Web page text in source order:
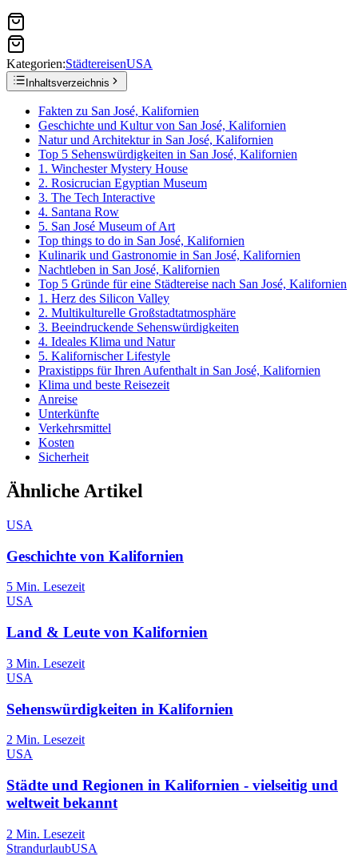
Kategorien:StädtereisenUSA
Inhaltsverzeichnis
Fakten zu San José, Kalifornien
Geschichte und Kultur von San José, Kalifornien
Natur und Architektur in San José, Kalifornien
Top 5 Sehenswürdigkeiten in San José, Kalifornien
1. Winchester Mystery House
2. Rosicrucian Egyptian Museum
3. The Tech Interactive
4. Santana Row
5. San José Museum of Art
Top things to do in San José, Kalifornien
Kulinarik und Gastronomie in San José, Kalifornien
Nachtleben in San José, Kalifornien
Top 5 Gründe für eine Städtereise nach San José, Kalifornien
1. Herz des Silicon Valley
2. Multikulturelle Großstadtatmosphäre
3. Beeindruckende Sehenswürdigkeiten
4. Ideales Klima und Natur
5. Kalifornischer Lifestyle
Praxistipps für Ihren Aufenthalt in San José, Kalifornien
Klima und beste Reisezeit
Anreise
Unterkünfte
Verkehrsmittel
Kosten
Sicherheit
Ähnliche Artikel
USA
Geschichte von Kalifornien
5 Min. Lesezeit
USA
Land & Leute von Kalifornien
3 Min. Lesezeit
USA
Sehenswürdigkeiten in Kalifornien
2 Min. Lesezeit
USA
Städte und Regionen in Kalifornien - vielseitig und
weltweit bekannt
2 Min. Lesezeit
StrandurlaubUSA